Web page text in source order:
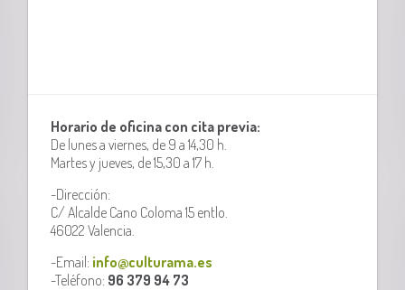
Horario de oficina con cita previa:
De lunes a viernes, de 9 a 14,30 h.
Martes y jueves, de 15,30 a 17 h.
-Dirección:
C/ Alcalde Cano Coloma 15 entlo.
46022 Valencia.
-Email: info@culturama.es
-Teléfono: 96 379 94 73